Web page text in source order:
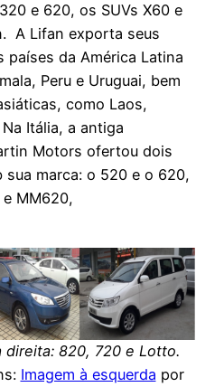
e 620, os SUVs X60 e
A Lifan exporta seus
países da América Latina
Peru e Uruguai, bem
como Laos,
Itália, a antiga
Motors ofertou dois
marca: o 520 e o 620,
MM620,
direita: 820, 720 e Lotto.
Imagem à esquerda por